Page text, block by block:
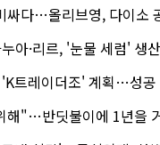
올리브영, 다이소 공세에 '가성비'
아·리르, '눈물 세럼' 생산 중단
레이더조' 계획…성공 가능성
딧불이에 1년을 거는 에버랜드